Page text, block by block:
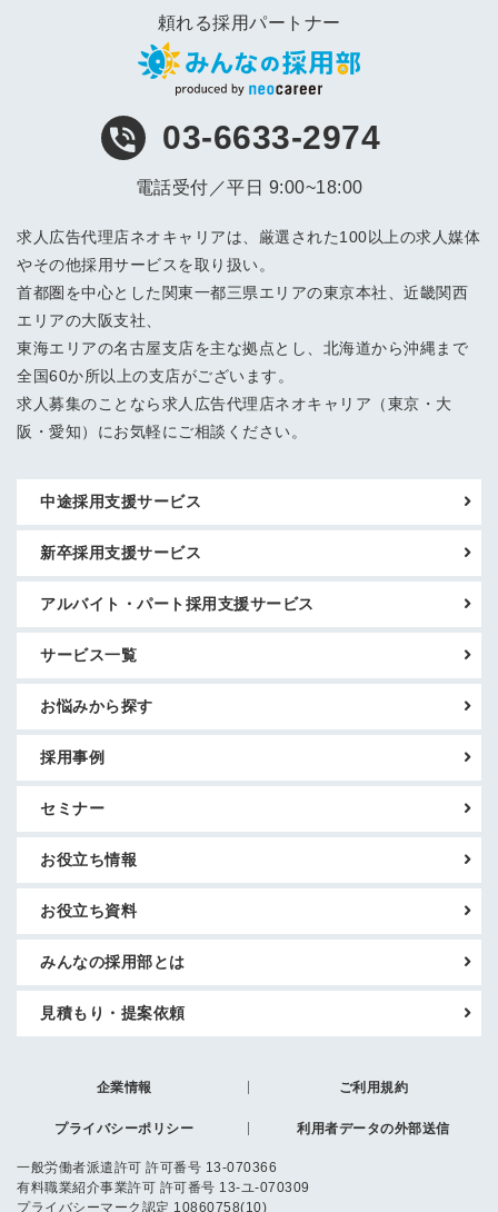
頼れる採用パートナー
03-6633-2974
電話受付／平日 9:00~18:00
求人広告代理店ネオキャリアは、厳選された100以上の求人媒体
やその他採用サービスを取り扱い。
首都圏を中心とした関東一都三県エリアの東京本社、近畿関西
エリアの大阪支社、
東海エリアの名古屋支店を主な拠点とし、北海道から沖縄まで
全国60か所以上の支店がございます。
求人募集のことなら求人広告代理店ネオキャリア（東京・大
阪・愛知）にお気軽にご相談ください。
中途採用支援サービス
新卒採用支援サービス
アルバイト・パート採用支援サービス
サービス一覧
お悩みから探す
採用事例
セミナー
お役立ち情報
お役立ち資料
みんなの採用部とは
見積もり・提案依頼
企業情報 ご利用規約
プライバシーポリシー 利用者データの外部送信
一般労働者派遣許可 許可番号 13-070366
有料職業紹介事業許可 許可番号 13-ユ-070309
プライバシーマーク認定 10860758(10)